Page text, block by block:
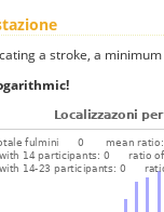
a stroke, a